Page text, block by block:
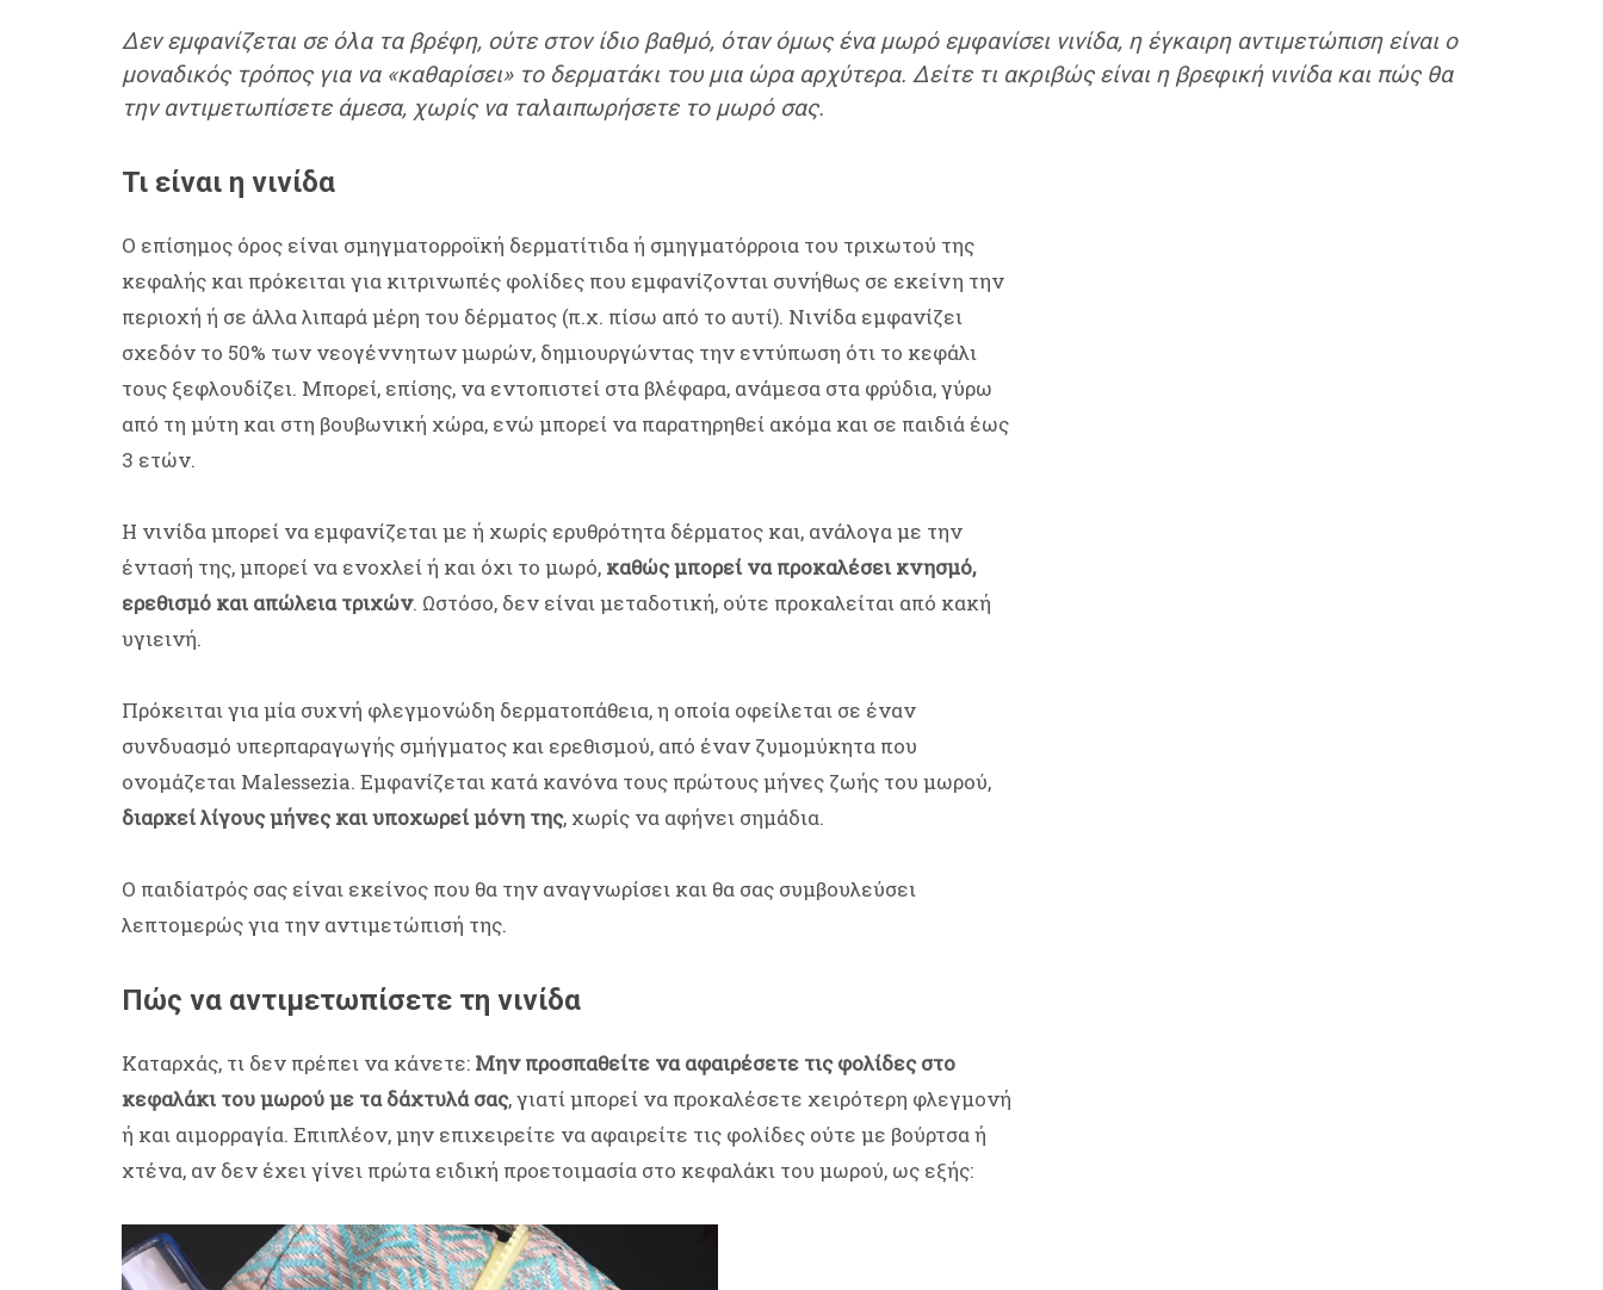
Δεν εμφανίζεται σε όλα τα βρέφη, ούτε στον ίδιο βαθμό, όταν όμως ένα μωρό εμφανίσει νινίδα, η έγκαιρη αντιμετώπιση είναι ο
μοναδικός τρόπος για να «καθαρίσει» το δερματάκι του μια ώρα αρχύτερα. Δείτε τι ακριβώς είναι η βρεφική νινίδα και πώς θα
την αντιμετωπίσετε άμεσα, χωρίς να ταλαιπωρήσετε το μωρό σας.
Τι είναι η νινίδα
Ο επίσημος όρος είναι σμηγματορροϊκή δερματίτιδα ή σμηγματόρροια του τριχωτού της
κεφαλής και πρόκειται για κιτρινωπές φολίδες που εμφανίζονται συνήθως σε εκείνη την
περιοχή ή σε άλλα λιπαρά μέρη του δέρματος (π.χ. πίσω από το αυτί). Νινίδα εμφανίζει
σχεδόν το 50% των νεογέννητων μωρών, δημιουργώντας την εντύπωση ότι το κεφάλι
τους ξεφλουδίζει. Μπορεί, επίσης, να εντοπιστεί στα βλέφαρα, ανάμεσα στα φρύδια, γύρω
από τη μύτη και στη βουβωνική χώρα, ενώ μπορεί να παρατηρηθεί ακόμα και σε παιδιά έως
3 ετών.
Η νινίδα μπορεί να εμφανίζεται με ή χωρίς ερυθρότητα δέρματος και, ανάλογα με την
έντασή της, μπορεί να ενοχλεί ή και όχι το μωρό, καθώς μπορεί να προκαλέσει κνησμό,
ερεθισμό και απώλεια τριχών. Ωστόσο, δεν είναι μεταδοτική, ούτε προκαλείται από κακή
υγιεινή.
Πρόκειται για μία συχνή φλεγμονώδη δερματοπάθεια, η οποία οφείλεται σε έναν
συνδυασμό υπερπαραγωγής σμήγματος και ερεθισμού, από έναν ζυμομύκητα που
ονομάζεται Malessezia. Εμφανίζεται κατά κανόνα τους πρώτους μήνες ζωής του μωρού,
διαρκεί λίγους μήνες και υποχωρεί μόνη της, χωρίς να αφήνει σημάδια.
Ο παιδίατρός σας είναι εκείνος που θα την αναγνωρίσει και θα σας συμβουλεύσει
λεπτομερώς για την αντιμετώπισή της.
Πώς να αντιμετωπίσετε τη νινίδα
Καταρχάς, τι δεν πρέπει να κάνετε: Μην προσπαθείτε να αφαιρέσετε τις φολίδες στο
κεφαλάκι του μωρού με τα δάχτυλά σας, γιατί μπορεί να προκαλέσετε χειρότερη φλεγμονή
ή και αιμορραγία. Επιπλέον, μην επιχειρείτε να αφαιρείτε τις φολίδες ούτε με βούρτσα ή
χτένα, αν δεν έχει γίνει πρώτα ειδική προετοιμασία στο κεφαλάκι του μωρού, ως εξής: